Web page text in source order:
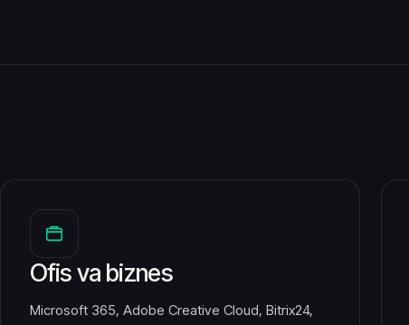
Ofis va biznes
Microsoft 365, Adobe Creative Cloud, Bitrix24,